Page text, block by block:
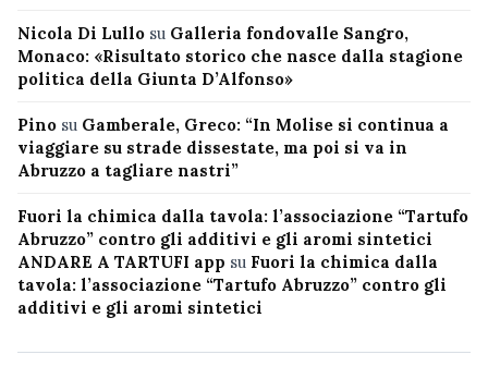
Nicola Di Lullo su Galleria fondovalle Sangro,
Monaco: «Risultato storico che nasce dalla stagione
politica della Giunta D’Alfonso»
Pino su Gamberale, Greco: “In Molise si continua a
viaggiare su strade dissestate, ma poi si va in
Abruzzo a tagliare nastri”
Fuori la chimica dalla tavola: l’associazione “Tartufo
Abruzzo” contro gli additivi e gli aromi sintetici
ANDARE A TARTUFI app su Fuori la chimica dalla
tavola: l’associazione “Tartufo Abruzzo” contro gli
additivi e gli aromi sintetici